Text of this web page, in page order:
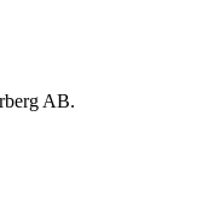
AB.